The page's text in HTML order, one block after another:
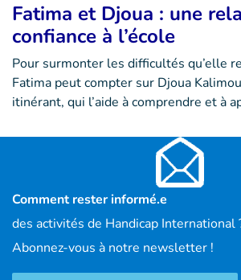
Fatima et Djoua : une
confiance à l’école
Pour surmonter les difficultés qu’elle
Fatima peut compter sur Djoua
itinérant, qui l’aide à comprendre et à
Comment rester informé.e
des activités de Handicap International
Abonnez-vous à notre newsletter !